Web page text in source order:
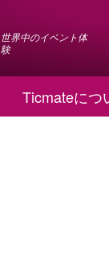
世界中のイベント体
験
Ticmateにつ